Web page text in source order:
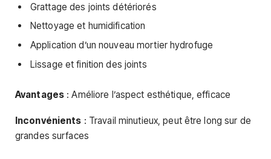
Grattage des joints détériorés
Nettoyage et humidification
Application d’un nouveau mortier hydrofuge
Lissage et finition des joints
Avantages : Améliore l’aspect esthétique, efficace
Inconvénients : Travail minutieux, peut être long sur de
grandes surfaces